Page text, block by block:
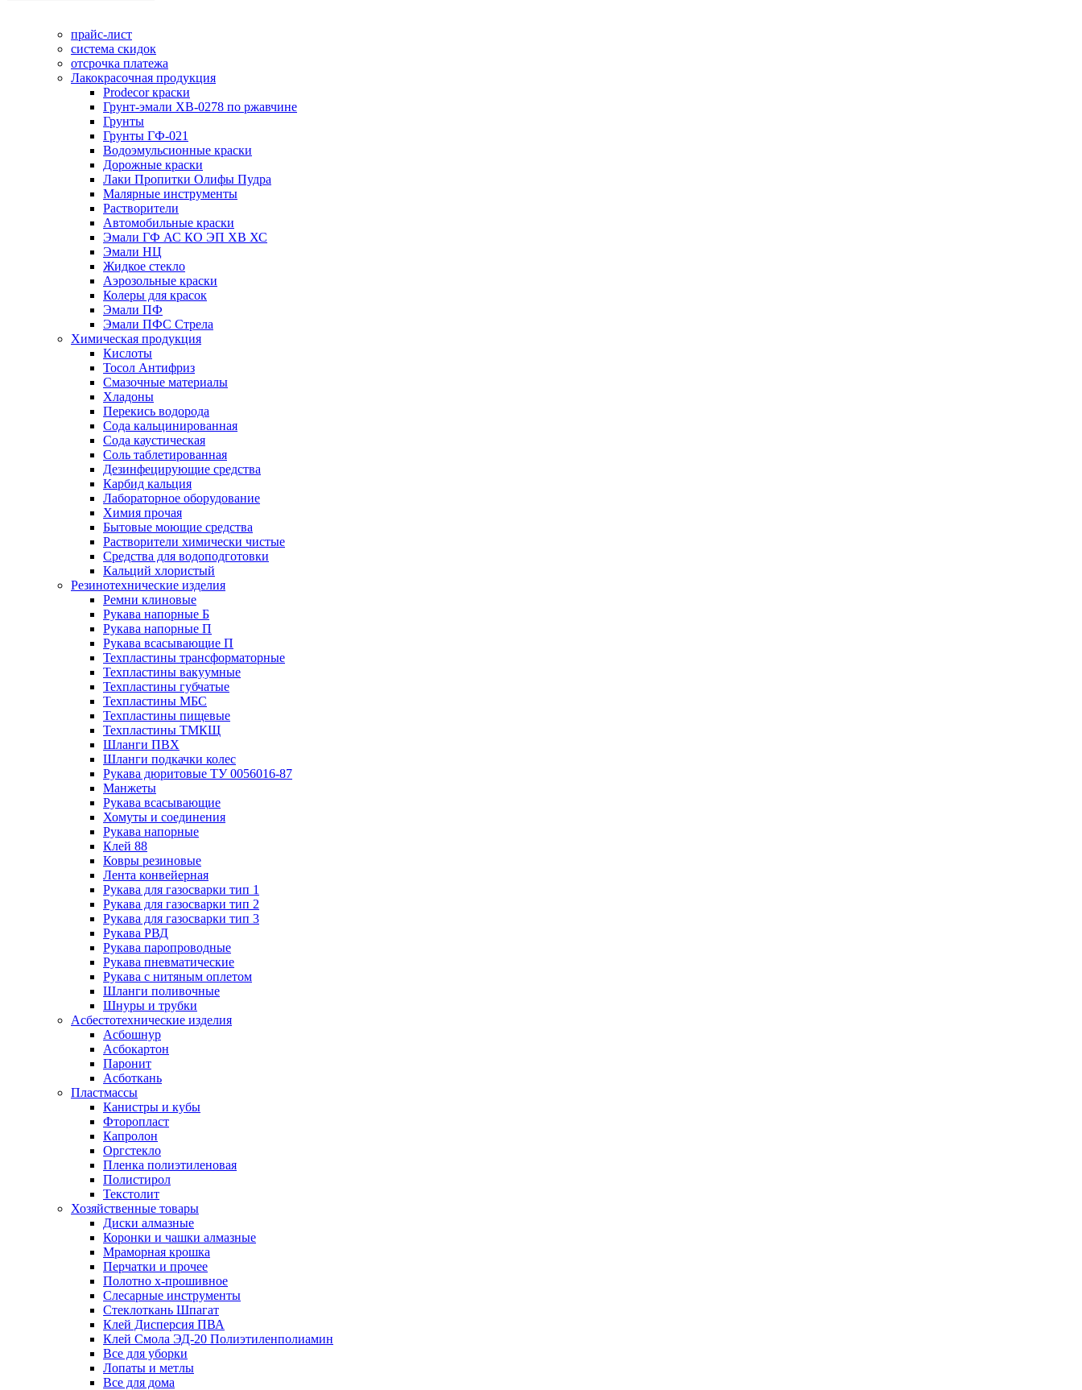
прайс-лист
система скидок
отсрочка платежа
Лакокрасочная продукция
Prodecor краски
Грунт-эмали ХВ-0278 по ржавчине
Грунты
Грунты ГФ-021
Водоэмульсионные краски
Дорожные краски
Лаки Пропитки Олифы Пудра
Малярные инструменты
Растворители
Автомобильные краски
Эмали ГФ АС КО ЭП ХВ ХС
Эмали НЦ
Жидкое стекло
Аэрозольные краски
Колеры для красок
Эмали ПФ
Эмали ПФС Стрела
Химическая продукция
Кислоты
Тосол Антифриз
Смазочные материалы
Хладоны
Перекись водорода
Сода кальцинированная
Сода каустическая
Соль таблетированная
Дезинфецирующие средства
Карбид кальция
Лабораторное оборудование
Химия прочая
Бытовые моющие средства
Растворители химически чистые
Средства для водоподготовки
Кальций хлористый
Резинотехнические изделия
Ремни клиновые
Рукава напорные Б
Рукава напорные П
Рукава всасывающие П
Техпластины трансформаторные
Техпластины вакуумные
Техпластины губчатые
Техпластины МБС
Техпластины пищевые
Техпластины ТМКЩ
Шланги ПВХ
Шланги подкачки колес
Рукава дюритовые ТУ 0056016-87
Манжеты
Рукава всасывающие
Хомуты и соединения
Рукава напорные
Клей 88
Ковры резиновые
Лента конвейерная
Рукава для газосварки тип 1
Рукава для газосварки тип 2
Рукава для газосварки тип 3
Рукава РВД
Рукава паропроводные
Рукава пневматические
Рукава с нитяным оплетом
Шланги поливочные
Шнуры и трубки
Асбестотехнические изделия
Асбошнур
Асбокартон
Паронит
Асботкань
Пластмассы
Канистры и кубы
Фторопласт
Капролон
Оргстекло
Пленка полиэтиленовая
Полистирол
Текстолит
Хозяйственные товары
Диски алмазные
Коронки и чашки алмазные
Мраморная крошка
Перчатки и прочее
Полотно х-прошивное
Слесарные инструменты
Стеклоткань Шпагат
Клей Дисперсия ПВА
Клей Смола ЭД-20 Полиэтиленполиамин
Все для уборки
Лопаты и метлы
Все для дома